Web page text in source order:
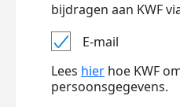
bijdragen aan KWF
E-mail
Lees hier hoe KWF
persoonsgegevens.